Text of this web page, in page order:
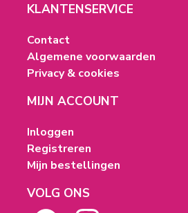
KLANTENSERVICE
Contact
Algemene voorwaarden
Privacy & cookies
MIJN ACCOUNT
Inloggen
Registreren
Mijn bestellingen
VOLG ONS